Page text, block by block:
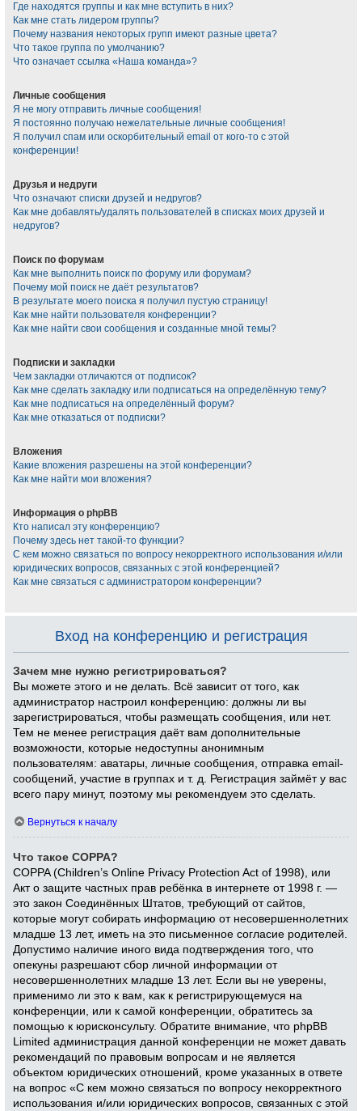
Где находятся группы и как мне вступить в них?
Как мне стать лидером группы?
Почему названия некоторых групп имеют разные цвета?
Что такое группа по умолчанию?
Что означает ссылка «Наша команда»?
Личные сообщения
Я не могу отправить личные сообщения!
Я постоянно получаю нежелательные личные сообщения!
Я получил спам или оскорбительный email от кого-то с этой
конференции!
Друзья и недруги
Что означают списки друзей и недругов?
Как мне добавлять/удалять пользователей в списках моих друзей и
недругов?
Поиск по форумам
Как мне выполнить поиск по форуму или форумам?
Почему мой поиск не даёт результатов?
В результате моего поиска я получил пустую страницу!
Как мне найти пользователя конференции?
Как мне найти свои сообщения и созданные мной темы?
Подписки и закладки
Чем закладки отличаются от подписок?
Как мне сделать закладку или подписаться на определённую тему?
Как мне подписаться на определённый форум?
Как мне отказаться от подписки?
Вложения
Какие вложения разрешены на этой конференции?
Как мне найти мои вложения?
Информация о phpBB
Кто написал эту конференцию?
Почему здесь нет такой-то функции?
С кем можно связаться по вопросу некорректного использования и/или
юридических вопросов, связанных с этой конференцией?
Как мне связаться с администратором конференции?
Вход на конференцию и регистрация
Зачем мне нужно регистрироваться?
Вы можете этого и не делать. Всё зависит от того, как
администратор настроил конференцию: должны ли вы
зарегистрироваться, чтобы размещать сообщения, или нет.
Тем не менее регистрация даёт вам дополнительные
возможности, которые недоступны анонимным
пользователям: аватары, личные сообщения, отправка email-
сообщений, участие в группах и т. д. Регистрация займёт у вас
всего пару минут, поэтому мы рекомендуем это сделать.
Вернуться к началу
Что такое COPPA?
COPPA (Children’s Online Privacy Protection Act of 1998), или
Акт о защите частных прав ребёнка в интернете от 1998 г. —
это закон Соединённых Штатов, требующий от сайтов,
которые могут собирать информацию от несовершеннолетних
младше 13 лет, иметь на это письменное согласие родителей.
Допустимо наличие иного вида подтверждения того, что
опекуны разрешают сбор личной информации от
несовершеннолетних младше 13 лет. Если вы не уверены,
применимо ли это к вам, как к регистрирующемуся на
конференции, или к самой конференции, обратитесь за
помощью к юрисконсульту. Обратите внимание, что phpBB
Limited администрация данной конференции не может давать
рекомендаций по правовым вопросам и не является
объектом юридических отношений, кроме указанных в ответе
на вопрос «С кем можно связаться по вопросу некорректного
использования и/или юридических вопросов, связанных с этой